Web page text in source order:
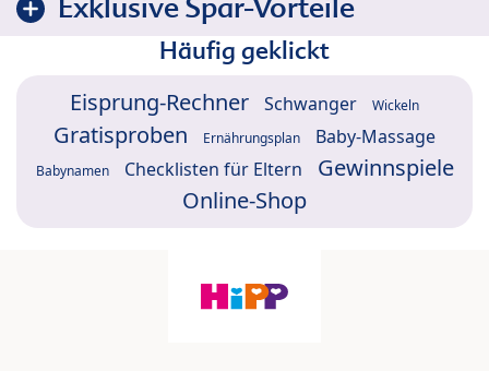
Exklusive Spar-Vorteile
Häufig geklickt
Eisprung-Rechner Schwanger Wickeln
Gratisproben Ernährungsplan Baby-Massage
Babynamen Checklisten für Eltern
Gewinnspiele
Online-Shop